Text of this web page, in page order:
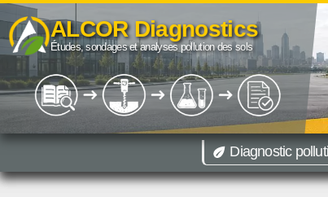
Aller
au
contenu
ALCOR Diagnostics
Études, sondages et analyses pollution des sols
Diagnostic
09 67 38 40 85